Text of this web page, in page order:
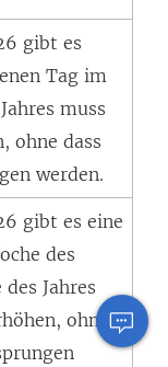
gibt es
Tag im
muss
ohne dass
werden.
gibt es eine
des
des Jahres
ohne